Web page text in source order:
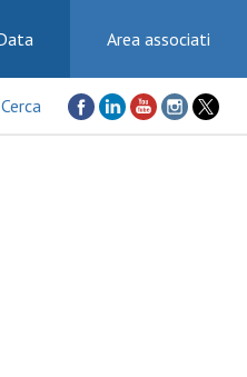
Area associati
Cerca